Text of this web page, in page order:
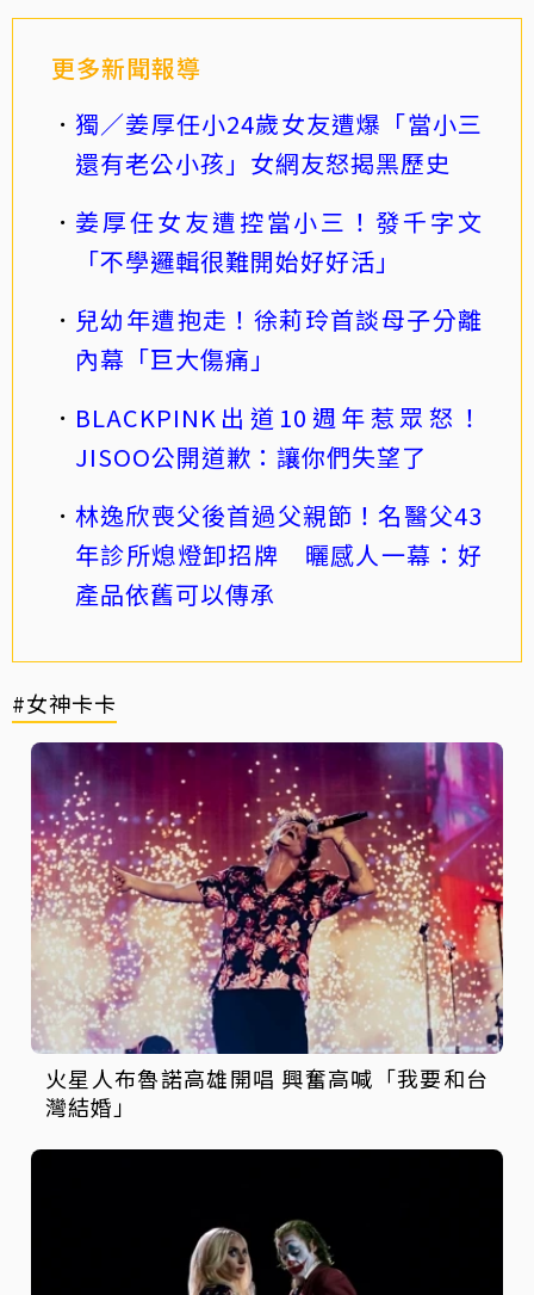
更多新聞報導
獨／姜厚任小24歲女友遭爆「當小三
還有老公小孩」女網友怒揭黑歷史
姜厚任女友遭控當小三！發千字文
「不學邏輯很難開始好好活」
兒幼年遭抱走！徐莉玲首談母子分離
內幕「巨大傷痛」
BLACKPINK出道10週年惹眾怒！
JISOO公開道歉：讓你們失望了
林逸欣喪父後首過父親節！名醫父43
年診所熄燈卸招牌 曬感人一幕：好
產品依舊可以傳承
#女神卡卡
火星人布魯諾高雄開唱 興奮高喊「我要和台
灣結婚」